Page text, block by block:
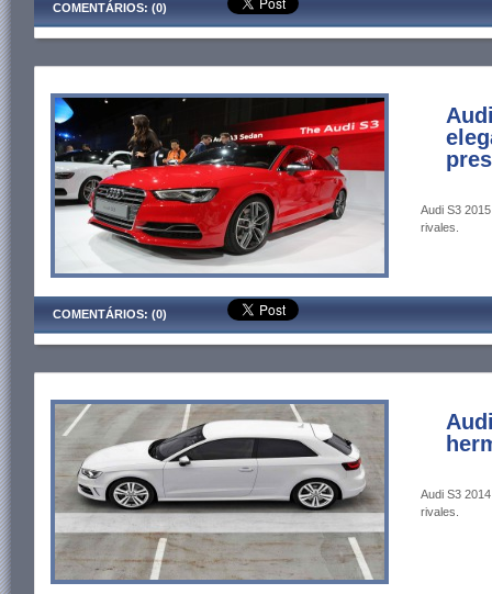
COMENTÁRIOS: (0)
Audi S3
rivales.
COMENTÁRIOS: (0)
Audi S3
rivales.